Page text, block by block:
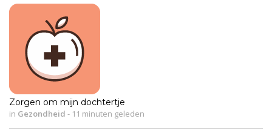
Zorgen om mijn dochtertje
in Gezondheid - 11 minuten geleden